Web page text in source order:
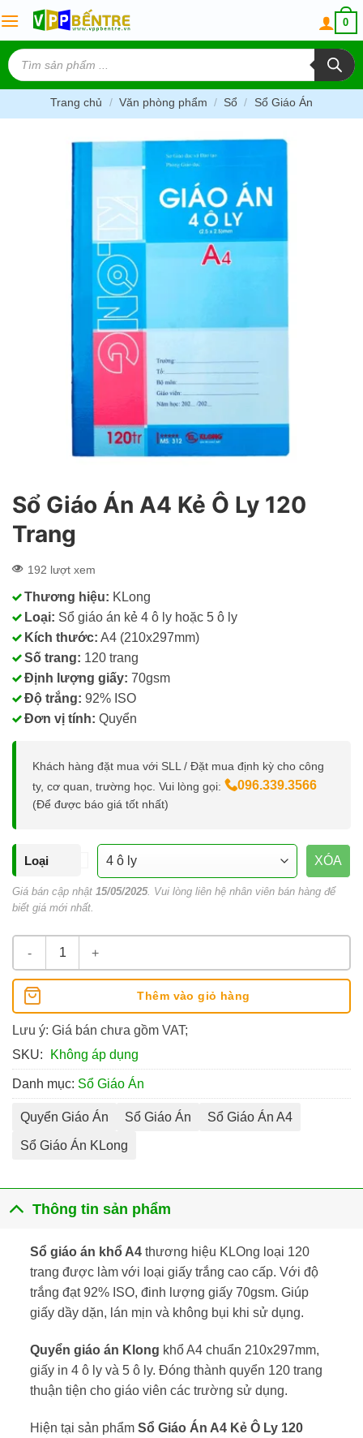
to
content
0
Tìm
kiếm
sản
phẩm
Trang chủ / Văn phòng phẩm / Sổ / Sổ Giáo Án
Sổ Giáo Án A4 Kẻ Ô Ly 120
Trang
192 lượt xem
Thương hiệu: KLong
Loại: Sổ giáo án kẻ 4 ô ly hoặc 5 ô ly
Kích thước: A4 (210x297mm)
Số trang: 120 trang
Định lượng giấy: 70gsm
Độ trắng: 92% ISO
Đơn vị tính: Quyển
Khách hàng đặt mua với SLL / Đặt mua định kỳ cho công
ty, cơ quan, trường học. Vui lòng gọi:
096.339.3566
(Để được báo giá tốt nhất)
Loại XÓA
Giá bán cập nhật 15/05/2025. Vui lòng liên hệ nhân viên bán hàng để
biết giá mới nhất.
Sổ Giáo Án A4 Kẻ Ô Ly 120 Trang số lượng
Thêm vào giỏ hàng
Lưu ý: Giá bán chưa gồm VAT;
SKU:
Không áp dụng
Danh mục: Sổ Giáo Án
Quyển Giáo Án Sổ Giáo Án Sổ Giáo Án A4
Sổ Giáo Án KLong
Thông tin sản phẩm
Sổ giáo án khổ A4thương hiệu KLOng loại 120
trang được làm với loại giấy trắng cao cấp. Với độ
trắng đạt 92% ISO, đinh lượng giấy 70gsm. Giúp
giấy dầy dặn, lán mịn và không bụi khi sử dụng.
Quyển giáo án Klong khổ A4 chuẩn 210x297mm,
giấy in 4 ô ly và 5 ô ly. Đóng thành quyển 120 trang
thuận tiện cho giáo viên các trường sử dụng.
Hiện tại sản phẩm Sổ Giáo Án A4 Kẻ Ô Ly 120